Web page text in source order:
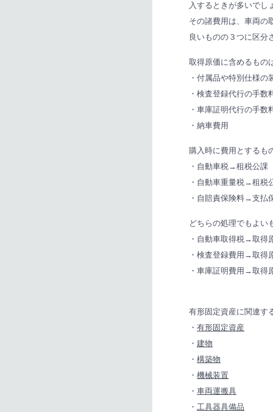
入するときが多いでし
その諸費用は、車両の
良いものの３つに区分
取得原価に含めるもの
・付属品や特別仕様の
・検査登録代行の手数
・車庫証明代行の手数
・納車費用
購入時に費用とするも
・自動車税→租税公課
・自動車重量税→租税
・自賠責保険料→支払
どちらの処理でもよい
・自動車取得税→取得
・検査登録費用→取得
・車庫証明費用→取得
有形固定資産に関連す
・ 有形固定資産
・ 建物
・ 構築物
・ 機械装置
・ 車両運搬具
・ 工具器具備品